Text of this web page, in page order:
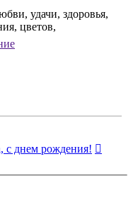
удачи, здоровья,
цветов,
с днем рождения!